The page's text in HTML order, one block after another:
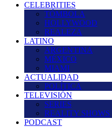
CELEBRITIES
TÓMBOLA
HOLLYWOOD
REALEZA
LATINO
ARGENTINA
MÉXICO
MIAMI
ACTUALIDAD
POLÍTICA
TELEVISIÓN
SERIES
REALITY SHOWS
PODCAST